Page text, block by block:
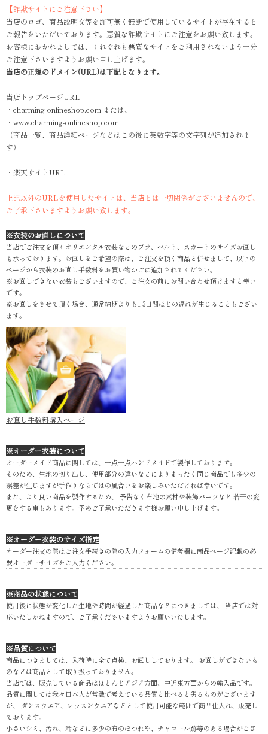
【詐欺サイトにご注意下さい】
当店のロゴ、商品説明文等を許可無く無断で使用しているサイトが存在すると
ご報告をいただいております。悪質な詐欺サイトにご注意をお願い致します。
お客様におかれましては、くれぐれも悪質なサイトをご利用されないよう十分
ご注意下さいますようお願い申し上げます。
当店の正規のドメイン(URL)は下記となります。
当店トップページURL
・charming-onlineshop.com または、
・www.charming-onlineshop.com
（商品一覧、商品詳細ページなどはこの後に英数字等の文字列が追加されま
す）
・楽天サイトURL
上記以外のURLを使用したサイトは、当店とは一切関係がございませんので、
ご了承下さいますようお願い致します。
※衣装のお直しについて
当店でご注文を頂くオリエンタル衣装などのブラ、ベルト、スカートのサイズお直し
も承っております。お直しをご希望の際は、ご注文を頂く商品と併せまして、以下の
ページから衣装のお直し手数料をお買い物かごに追加されてください。
※お直しできない衣装もございますので、ご注文の前にお問い合わせ頂けますと幸い
です。
※お直しをさせて頂く場合、通常納期よりも1-3日間ほどの遅れが生じることもござい
ます。
お直し手数料購入ページ
※オーダー衣装について
オーダーメイド商品に関しては、一点一点ハンドメイドで製作しております。
そのため、生地の切り出し、使用部分の違いなどによりまったく同じ商品でも多少の
誤差が生じますが手作りならではの風合いをお楽しみいただければ幸いです。
また、より良い商品を製作するため、 予告なく布地の素材や装飾パーツなど 若干の変
更をする事もあります。予めご了承いただきます様お願い申し上げます。
※オーダー衣装のサイズ指定
オーダー注文の際はご注文手続きの際の入力フォームの備考欄に商品ページ記載の必
要オーダーサイズをご入力ください。
※商品の状態について
使用後に状態が変化した生地や時間が経過した商品などにつきましては、 当店では対
応いたしかねますので、ご了承くださいますようお願いいたします。
※品質について
商品につきましては、入荷時に全て点検、お直ししております。 お直しができないも
のなどは商品として取り扱っておりません。
当店では、販売している商品はほとんどアジア方面、中近東方面からの輸入品です。
品質に関しては我々日本人が常識で考えている品質と比べると劣るものがございます
が、 ダンスウエア、レッスンウエアなどとして使用可能な範囲で商品仕入れ、販売し
ております。
小さいシミ、汚れ、端などに多少の布のほつれや、チャコール跡等のある場合がござ